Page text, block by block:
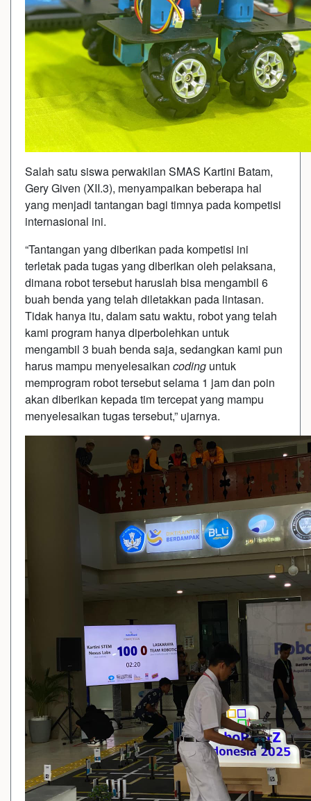
Salah satu siswa perwakilan SMAS Kartini Batam,
Gery Given (XII.3), menyampaikan beberapa hal
yang menjadi tantangan bagi timnya pada kompetisi
internasional ini.
“Tantangan yang diberikan pada kompetisi ini
terletak pada tugas yang diberikan oleh pelaksana,
dimana robot tersebut haruslah bisa mengambil 6
buah benda yang telah diletakkan pada lintasan.
Tidak hanya itu, dalam satu waktu, robot yang telah
kami program hanya diperbolehkan untuk
mengambil 3 buah benda saja, sedangkan kami pun
harus mampu menyelesaikan coding untuk
memprogram robot tersebut selama 1 jam dan poin
akan diberikan kepada tim tercepat yang mampu
menyelesaikan tugas tersebut,” ujarnya.